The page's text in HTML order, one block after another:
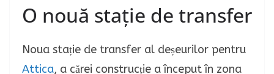
O nouă stație de transfer
Noua stație de transfer al deșeurilor pentru
Attica, a cărei construcție a început în zona